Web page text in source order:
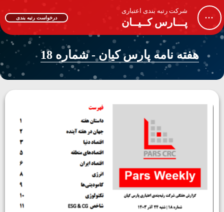
...
شرکت رتبه بندی اعتباری
پـــارس کــیــان درخواست رتبه بندی
هفته نامه پارس کیان - شماره 18